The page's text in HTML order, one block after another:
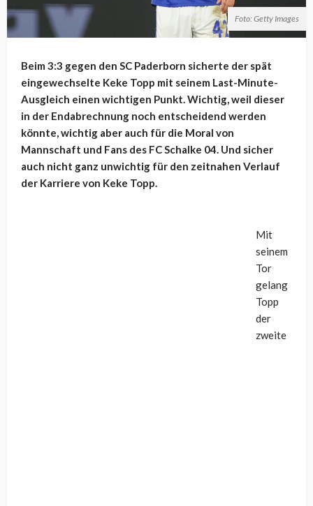
Foto: Getty Images
Beim 3:3 gegen den SC Paderborn sicherte der spät
eingewechselte Keke Topp mit seinem Last-Minute-
Ausgleich einen wichtigen Punkt. Wichtig, weil dieser
in der Endabrechnung noch entscheidend werden
könnte, wichtig aber auch für die Moral von
Mannschaft und Fans des FC Schalke 04. Und sicher
auch nicht ganz unwichtig für den zeitnahen Verlauf
der Karriere von Keke Topp.
Mit
seinem
Tor
gelang
Topp
der
zweite